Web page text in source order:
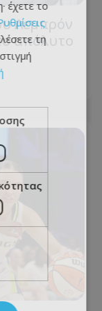
Λεμπρόν
απόλυτο
έχετε το
τη